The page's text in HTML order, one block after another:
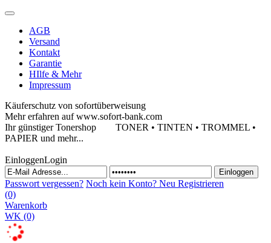
AGB
Versand
Kontakt
Garantie
HIlfe & Mehr
Impressum
Käuferschutz von sofortüberweisung
Mehr erfahren auf www.sofort-bank.com
Ihr günstiger Tonershop TONER • TINTEN • TROMMEL •
PAPIER und mehr...
EinloggenLogin
Passwort vergessen? Noch kein Konto? Neu Registrieren
(0)
Warenkorb
WK (0)